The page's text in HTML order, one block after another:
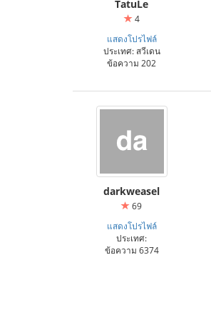
TatuLe
4
แสดงโปรไฟล์
ประเทศ: สวีเดน
ข้อความ 202
darkweasel
69
แสดงโปรไฟล์
ประเทศ:
ข้อความ 6374